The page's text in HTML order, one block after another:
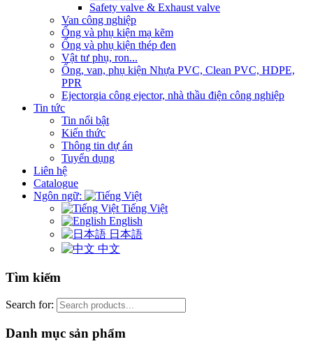
Safety valve & Exhaust valve
Van công nghiệp
Ống và phụ kiện mạ kẽm
Ống và phụ kiện thép đen
Vật tư phụ, ron...
Ống, van, phụ kiện Nhựa PVC, Clean PVC, HDPE,
PPR
Ejectorgia công ejector, nhà thầu điện công nghiệp
Tin tức
Tin nổi bật
Kiến thức
Thông tin dự án
Tuyển dụng
Liên hệ
Catalogue
Ngôn ngữ:
Tiếng Việt
English
日本語
中文
Tìm kiếm
Search for:
Danh mục sản phẩm